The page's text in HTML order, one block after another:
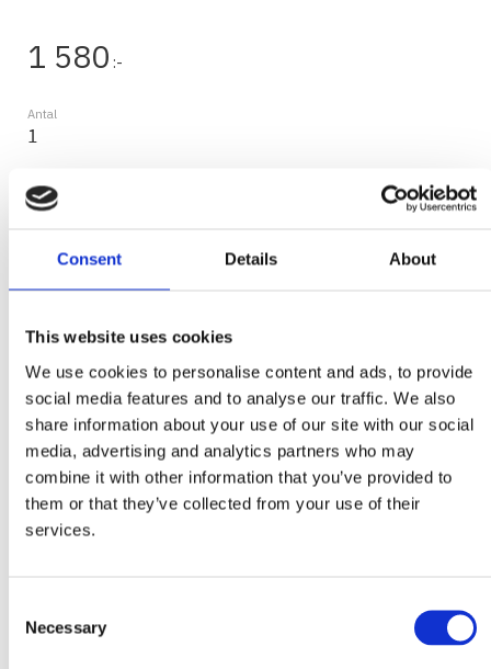
Consent Details About
This website uses cookies
We use cookies to personalise content and ads, to provide
social media features and to analyse our traffic. We also
share information about your use of our site with our social
media, advertising and analytics partners who may
combine it with other information that you’ve provided to
them or that they’ve collected from your use of their
services.
Selection
Necessary
1 580 :-
Antal
Lagerstatus
2-5 vardagar
Artikelnr
Ge ett omdöme!
Monteringsplatta för säker och enkel installation
av vinsch på en trailer eller bil. Vinschen monteras
med M10 försänkta bultar (inkluderas) och
plattan har ett hål för montage av linstyrare (köps
separat).
Denna monteringsplatta passar för WARN VR Evo
Mått: 190mm x 360 mm